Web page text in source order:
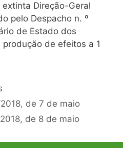
Direção-Geral
pelo Despacho n. º
de Estado dos
de efeitos a 1
de 7 de maio
de 8 de maio